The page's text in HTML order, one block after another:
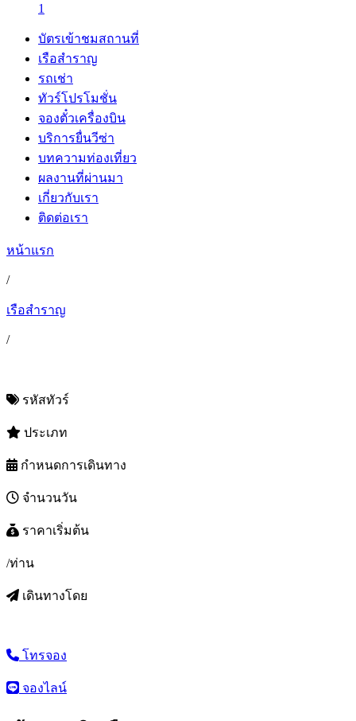
1
บัตรเข้าชมสถานที่
เรือสำราญ
รถเช่า
ทัวร์โปรโมชั่น
จองตั๋วเครื่องบิน
บริการยื่นวีซ่า
บทความท่องเที่ยว
ผลงานที่ผ่านมา
เกี่ยวกับเรา
ติดต่อเรา
หน้าแรก
/
เรือสำราญ
/
รหัสทัวร์
ประเภท
กำหนดการเดินทาง
จำนวนวัน
ราคาเริ่มต้น
/ท่าน
เดินทางโดย
โทรจอง
จองไลน์